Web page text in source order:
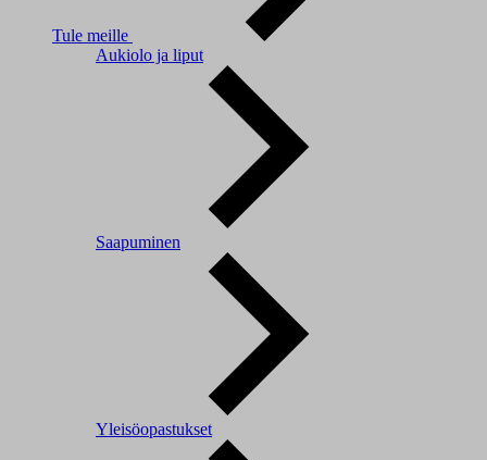
Tule meille
Aukiolo ja liput
Saapuminen
Yleisöopastukset